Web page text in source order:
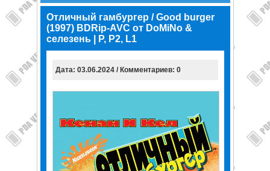
Отличный гамбургер / Good burger
(1997) BDRip-AVC от DoMiNo &
селезень | P, P2, L1
Дата: 03.06.2024 / Комментариев: 0